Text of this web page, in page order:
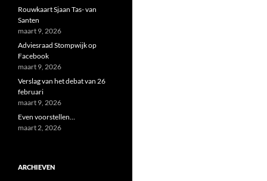
Rouwkaart Sjaan Tas- van
Santen
maart 9, 2026
Adviesraad Stompwijk op
Facebook
maart 9, 2026
Verslag van het debat van 26
februari
maart 9, 2026
Even voorstellen…
maart 2, 2026
ARCHIEVEN